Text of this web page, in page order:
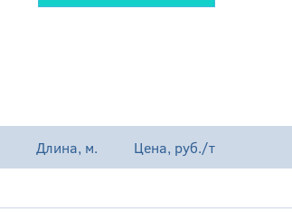
Длина, м. Цена, руб./т